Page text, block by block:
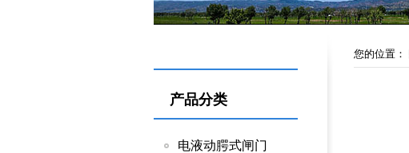
产品分类
电液动腭式闸门
您的位置：